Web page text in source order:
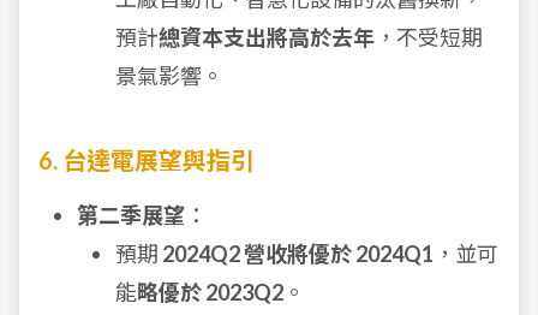
預計總資本支出將高於去年 ，不受短期
景氣影響。
6. 台達電展望與指引
第二季展望 ：
預期 2024Q2 營收將優於 2024Q1 ，並可
能略優於 2023Q2 。